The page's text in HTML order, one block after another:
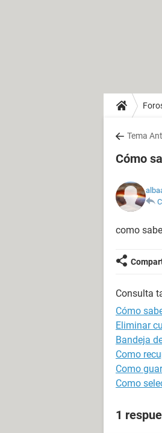
Tema
Cómo
como
Consulta
Cómo
Eliminar
Bandeja
Como
Como
Como
1